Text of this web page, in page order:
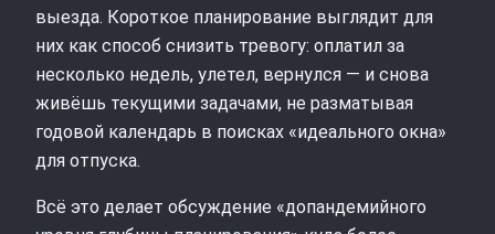
выезда. Короткое планирование выглядит для
них как способ снизить тревогу: оплатил за
несколько недель, улетел, вернулся — и снова
живёшь текущими задачами, не разматывая
годовой календарь в поисках «идеального окна»
для отпуска.
Всё это делает обсуждение «допандемийного